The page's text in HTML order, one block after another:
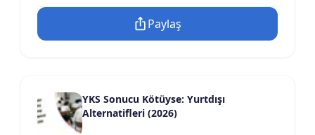
Paylaş
YKS Sonucu Kötüyse: Yurtdışı
Alternatifleri (2026)